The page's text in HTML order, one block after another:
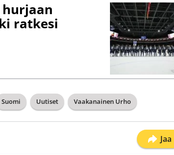
ratkesi
Suomi Uutiset Vaakanainen Urho
Jaa